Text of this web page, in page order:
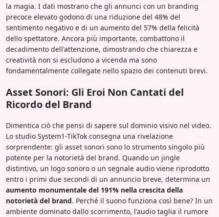
la magia. I dati mostrano che gli annunci con un branding
precoce elevato godono di una riduzione del 48% del
sentimento negativo e di un aumento del 57% della felicità
dello spettatore. Ancora più importante, combattono il
decadimento dell'attenzione, dimostrando che chiarezza e
creatività non si escludono a vicenda ma sono
fondamentalmente collegate nello spazio dei contenuti brevi.
Asset Sonori: Gli Eroi Non Cantati del
Ricordo del Brand
Dimentica ciò che pensi di sapere sul dominio visivo nel video.
Lo studio System1-TikTok consegna una rivelazione
sorprendente: gli asset sonori sono lo strumento singolo più
potente per la notorietà del brand. Quando un jingle
distintivo, un logo sonoro o un segnale audio viene riprodotto
entro i primi due secondi di un annuncio breve, determina un
aumento monumentale del 191% nella crescita della
notorietà del brand. Perché il suono funziona così bene? In un
ambiente dominato dallo scorrimento, l'audio taglia il rumore